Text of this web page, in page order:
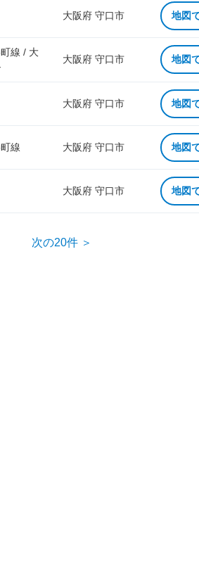
大阪府 守口市 地図
線 / 大
大阪府 守口市 地図
大阪府 守口市 地図
線 大阪府 守口市 地図
大阪府 守口市 地図
次の20件 ＞